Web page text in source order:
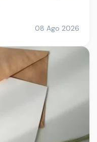
08 Ago 2026